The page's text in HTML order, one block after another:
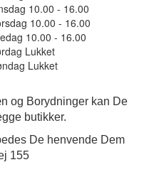
10.00 - 16.00
10.00 - 16.00
10.00 - 16.00
Lukket
Lukket
og Borydninger kan De
butikker.
De henvende Dem
155